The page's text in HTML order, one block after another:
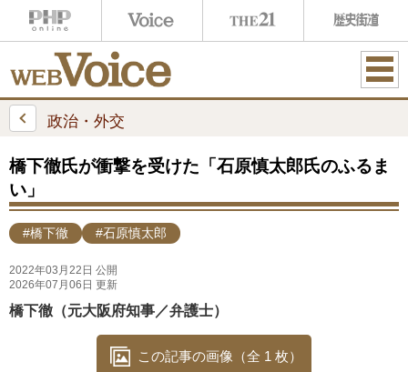
ME
政治・外交
橋下徹氏が衝撃を受けた「石原慎太郎氏のふるま
い」
#橋下徹 #石原慎太郎
2022年03月22日 公開
2026年07月06日 更新
橋下徹（元大阪府知事／弁護士）
この記事の画像（全 1 枚）